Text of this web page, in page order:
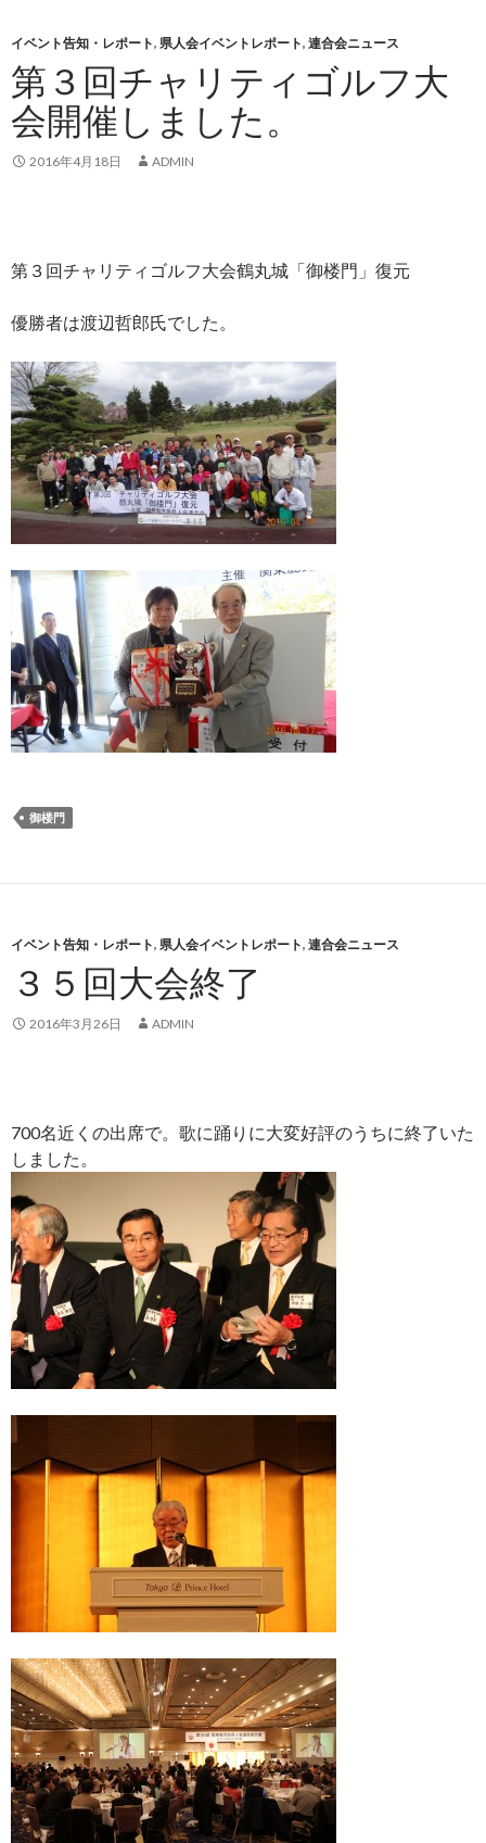
イベント告知・レポート, 県人会イベントレポート, 連合会ニュース
第３回チャリティゴルフ大
会開催しました。
2016年4月18日 ADMIN
第３回チャリティゴルフ大会鶴丸城「御楼門」復元
優勝者は渡辺哲郎氏でした。
御楼門
イベント告知・レポート, 県人会イベントレポート, 連合会ニュース
３５回大会終了
2016年3月26日 ADMIN
700名近くの出席で。歌に踊りに大変好評のうちに終了いた
しました。